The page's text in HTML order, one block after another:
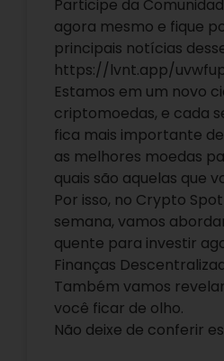
Participe da
agora mesmo e fique
principais notícias
https://lvnt.app/
Estamos em um novo
criptomoedas, e cada
fica mais importante
as melhores moedas
quais são aquelas que
Por isso, no Crypto
semana, vamos
quente para investir
Finanças
Também vamos
você ficar de olho.
Não deixe de conferir